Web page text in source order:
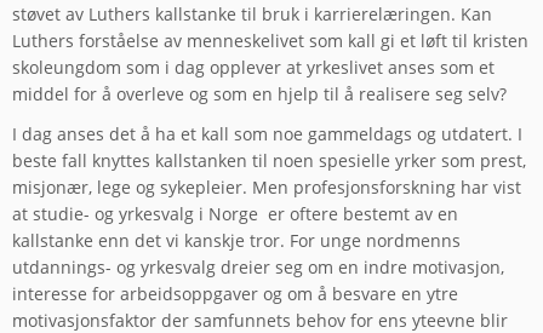
støvet av Luthers kallstanke til bruk i karrierelæringen. Kan
Luthers forståelse av menneskelivet som kall gi et løft til kristen
skoleungdom som i dag opplever at yrkeslivet anses som et
middel for å overleve og som en hjelp til å realisere seg selv?
I dag anses det å ha et kall som noe gammeldags og utdatert. I
beste fall knyttes kallstanken til noen spesielle yrker som prest,
misjonær, lege og sykepleier. Men profesjonsforskning har vist
at studie- og yrkesvalg i Norge er oftere bestemt av en
kallstanke enn det vi kanskje tror. For unge nordmenns
utdannings- og yrkesvalg dreier seg om en indre motivasjon,
interesse for arbeidsoppgaver og om å besvare en ytre
motivasjonsfaktor der samfunnets behov for ens yteevne blir